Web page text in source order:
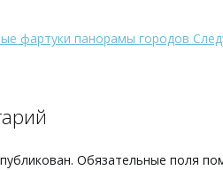
фартуки панорамы городов
Обязательные поля